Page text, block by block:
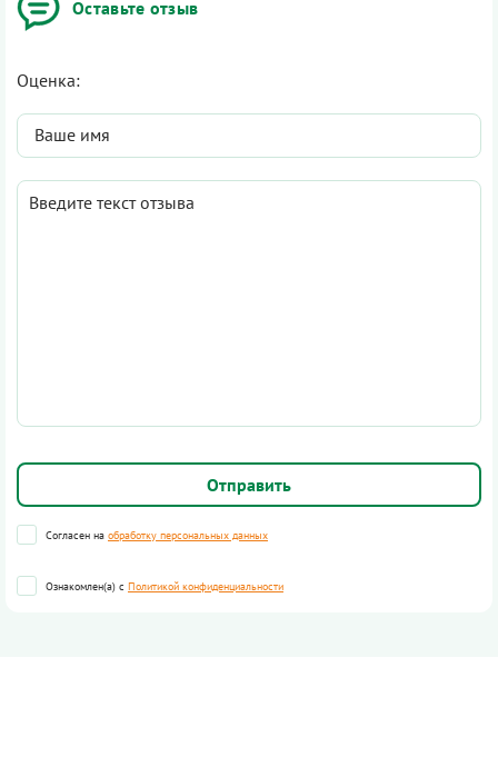
Оставьте отзыв
Оценка:
Согласен на обработку персональных данных
Ознакомлен(а) с Политикой конфиденциальности